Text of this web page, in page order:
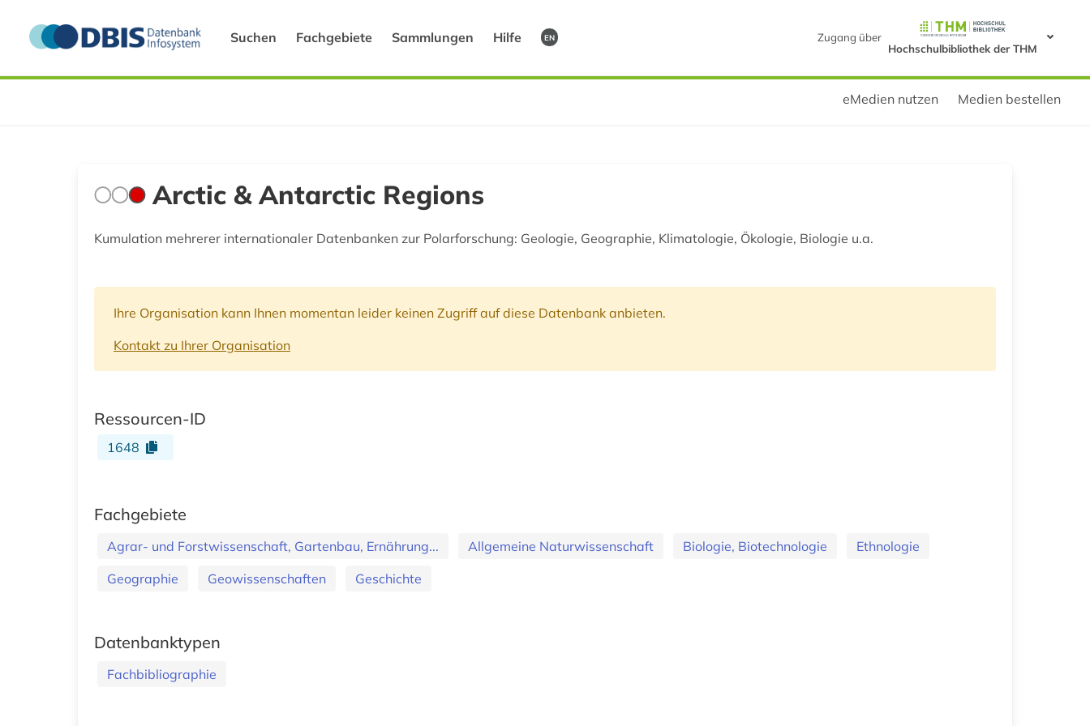
Suchen Fachgebiete Sammlungen Hilfe EN
Zugang über
Hochschulbibliothek der THM
eMedien nutzen Medien bestellen
Arctic & Antarctic Regions
Kumulation mehrerer internationaler Datenbanken zur Polarforschung: Geologie, Geographie, Klimatologie, Ökologie, Biologie u.a.
Ihre Organisation kann Ihnen momentan leider keinen Zugriff auf diese Datenbank anbieten.
Kontakt zu Ihrer Organisation
Ressourcen-ID
1648
Fachgebiete
Agrar- und Forstwissenschaft, Gartenbau, Ernährung... Allgemeine Naturwissenschaft Biologie, Biotechnologie
Ethnologie
Geographie
Geowissenschaften Geschichte
Datenbanktypen
Fachbibliographie